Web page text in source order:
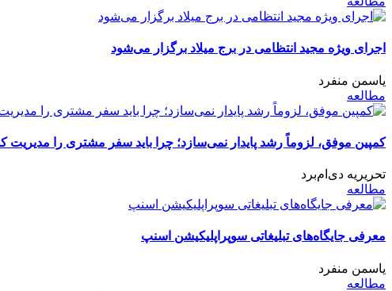
اجرای ویژه مجید انتظامی در برج میلاد برگزار می‌شود
یاسمن منفرد
مطالعه
کمپین موفق، لزوماً رشد پایدار نمی‌سازد؛ چرا باید سفر مشتری را مدیریت
تحریریه دی‌ام‌برد
مطالعه
معرفی جایگاه‌های تبلیغاتی سوپراپلیکیشن اسنپ
یاسمن منفرد
مطالعه